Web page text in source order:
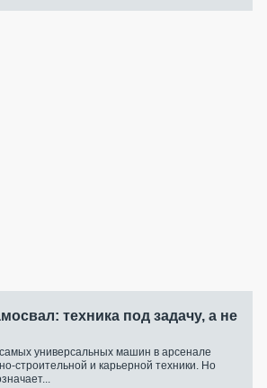
техника под задачу, а не
универсальных машин в арсенале
строительной и карьерной техники. Но